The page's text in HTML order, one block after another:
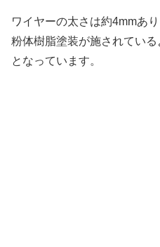
ワイヤーの太さは約4mmあ
粉体樹脂塗装が施されてい
となっています。